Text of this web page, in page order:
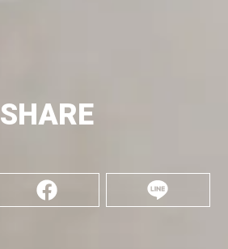
SHARE